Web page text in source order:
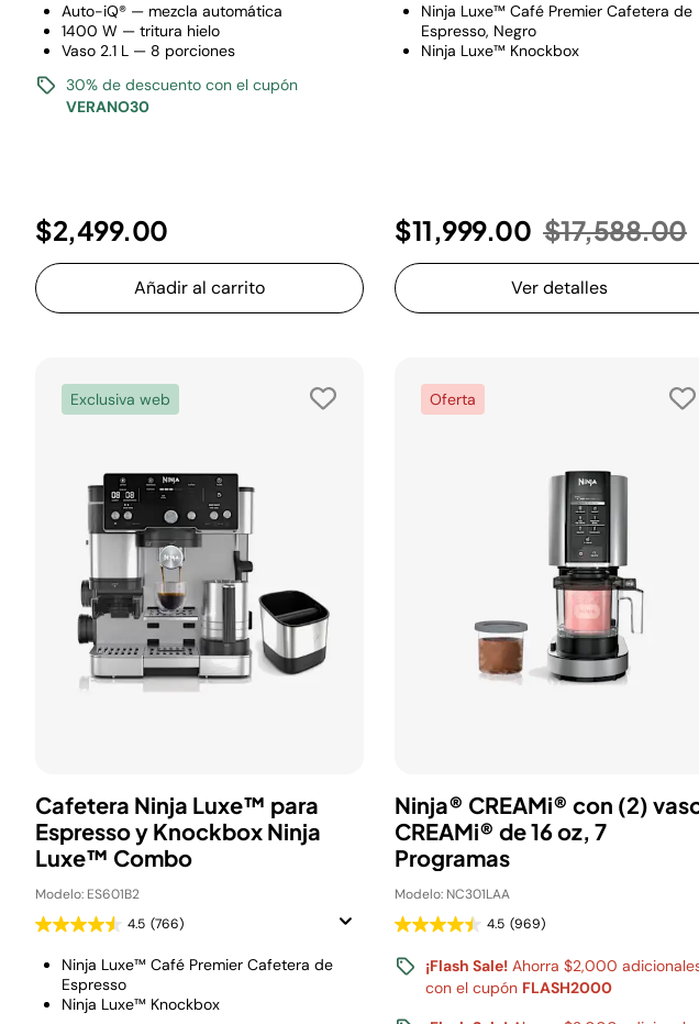
Auto-iQ® — mezcla automática
1400 W — tritura hielo
Vaso 2.1 L — 8 porciones
30% de descuento con el cupón
VERANO30
$2,499.00
Añadir al carrito
Ninja Luxe™ Café Premier Cafetera de
Espresso, Negro
Ninja Luxe™ Knockbox
$11,999.00 Precio
$17,588.00a
Ver detalles
Exclusiva web
Cafetera Ninja Luxe™ para
Espresso y Knockbox Ninja
Luxe™ Combo
Modelo: ES601B2
4.5 (766)
Ninja Luxe™ Café Premier Cafetera de
Espresso
Ninja Luxe™ Knockbox
Oferta
Ninja® CREAMi® con (2)
CREAMi® de 16 oz, 7
Programas
Modelo: NC301LAA
4.5 (969)
¡Flash Sale! Ahorra $2,000
con el cupón FLASH2000